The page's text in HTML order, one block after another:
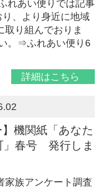
れあい便りでは記事
、より身近に地域
取り組んでおりま
。⇒ふれあい便り6
詳細はこちら
機関紙「あなた
」春号 発行しま
家族アンケート調査